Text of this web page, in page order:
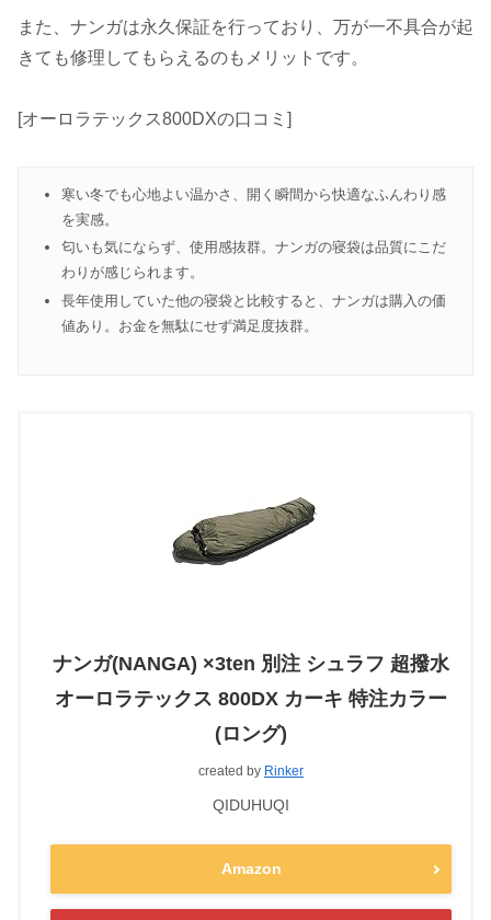
また、ナンガは永久保証を行っており、万が一不具合が起
きても修理してもらえるのもメリットです。
[オーロラテックス800DXの口コミ]
寒い冬でも心地よい温かさ、開く瞬間から快適なふんわり感
を実感。
匂いも気にならず、使用感抜群。ナンガの寝袋は品質にこだ
わりが感じられます。
長年使用していた他の寝袋と比較すると、ナンガは購入の価
値あり。お金を無駄にせず満足度抜群。
ナンガ(NANGA) ×3ten 別注 シュラフ 超撥水
オーロラテックス 800DX カーキ 特注カラー
(ロング)
created by Rinker
QIDUHUQI
Amazon